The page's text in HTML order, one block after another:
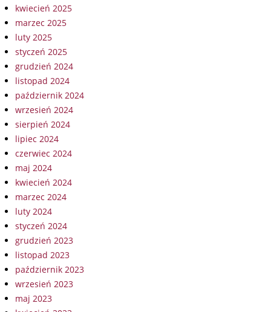
kwiecień 2025
marzec 2025
luty 2025
styczeń 2025
grudzień 2024
listopad 2024
październik 2024
wrzesień 2024
sierpień 2024
lipiec 2024
czerwiec 2024
maj 2024
kwiecień 2024
marzec 2024
luty 2024
styczeń 2024
grudzień 2023
listopad 2023
październik 2023
wrzesień 2023
maj 2023